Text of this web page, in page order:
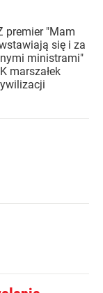
premier "Mam
się i za
ministrami"
marszałek